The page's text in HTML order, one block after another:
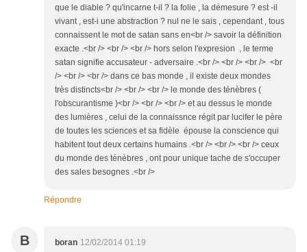
que le diable ? qu'incarne t-il ? la folie , la démesure ? est -il
vivant , est-i une abstraction ? nul ne le sais , cependant , tous
connaissent le mot de satan sans en<br /> savoir la définition
exacte .<br /> <br /> <br /> hors selon l'expresion , le terme
satan signifie accusateur - adversaire .<br /> <br /> <br /> <br
/> <br /> <br /> dans ce bas monde , il existe deux mondes
très distincts<br /> <br /> <br /> le monde des ténèbres (
l'obscurantisme )<br /> <br /> <br /> et au dessus le monde
des lumières , celui de la connaissnce régit par lucifer le père
de toutes les sciences et sa fidèle épouse la conscience qui
habitent tout deux certains humains .<br /> <br /> <br /> ceux
du monde des ténèbres , ont pour unique tache de s'occuper
des sales besognes .<br />
Répondre
B boran 12/02/2014 01:19